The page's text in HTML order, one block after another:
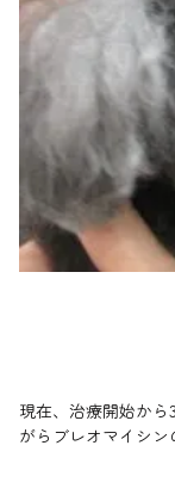
現在、治療開始か
がらブレオマイシン